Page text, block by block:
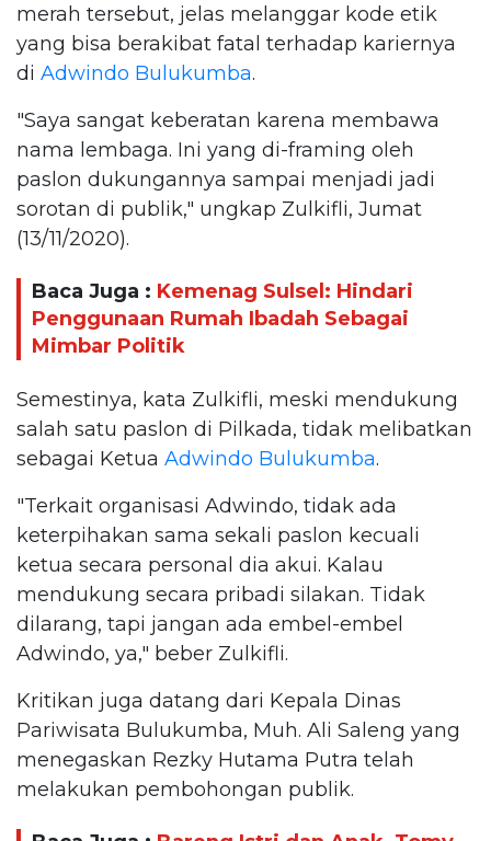
merah tersebut, jelas melanggar kode etik
yang bisa berakibat fatal terhadap kariernya
di Adwindo Bulukumba.
"Saya sangat keberatan karena membawa
nama lembaga. Ini yang di-framing oleh
paslon dukungannya sampai menjadi jadi
sorotan di publik," ungkap Zulkifli, Jumat
(13/11/2020).
Baca Juga : Kemenag Sulsel: Hindari
Penggunaan Rumah Ibadah Sebagai
Mimbar Politik
Semestinya, kata Zulkifli, meski mendukung
salah satu paslon di Pilkada, tidak melibatkan
sebagai Ketua Adwindo Bulukumba.
"Terkait organisasi Adwindo, tidak ada
keterpihakan sama sekali paslon kecuali
ketua secara personal dia akui. Kalau
mendukung secara pribadi silakan. Tidak
dilarang, tapi jangan ada embel-embel
Adwindo, ya," beber Zulkifli.
Kritikan juga datang dari Kepala Dinas
Pariwisata Bulukumba, Muh. Ali Saleng yang
menegaskan Rezky Hutama Putra telah
melakukan pembohongan publik.